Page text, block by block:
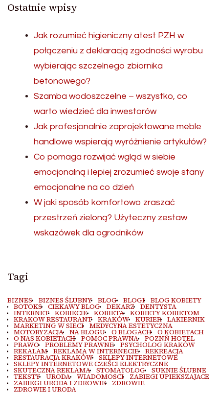
Ostatnie wpisy
Jak rozumieć higieniczny atest PZH w
połączeniu z deklaracją zgodności wyrobu
wybierając szczelnego zbiornika
betonowego?
Szamba wodoszczelne – wszystko, co
warto wiedzieć dla inwestorów
Jak profesjonalnie zaprojektowane meble
handlowe wspierają wyróżnienie artykułów?
Co pomaga rozwijać wgląd w siebie
emocjonalną i lepiej zrozumieć swoje stany
emocjonalne na co dzień
W jaki sposób komfortowo zraszać
przestrzeń zieloną? Użyteczny zestaw
wskazówek dla ogrodników
Tagi
BIZNES BIZNES ŚLUBNY BLOG BLOGI BLOG KOBIETY
BOTOKS CIEKAWY BLOG DEKARZ DENTYSTA
INTERNET KOBIECIE KOBIETA KOBIETY KOBIETOM
KRAKOW RESTAURANT KRAKÓW KURIER LAKIERNIK
MARKETING W SIECI MEDYCYNA ESTETYCZNA
MOTORYZACJA NA BLOGU O BLOGACH O KOBIETACH
O NAS KOBIETACH POMOC PRAWNA POZNŃ HOTEL
PRAWO PROBLEMY PRAWNE PSYCHOLOG KRAKÓW
REKALAM REKLAMA W INTERNECIE REKREACJA
RESTAURACJA KRAKÓW SKLEPY INTERNETOWE
SKLEPY INTERNETOWE CZEŚCI ELEKTRYCZNE
SKUTECZNA REKLAMA STOMATOLOG SUKNIE ŚLUBNE
TEKSTY URODA WIADOMOSCI ZABIEGI UPIEKSZAJACE
ZABIEGI URODA I ZDROWIE ZDROWIE
ZDROWIE I URODA